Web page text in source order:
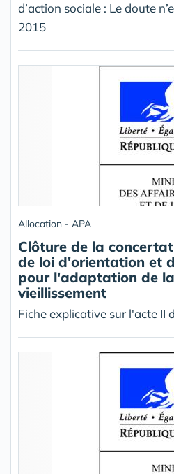
d’action sociale : Le doute
2015
Allocation - APA
Clôture de la
de loi d'orientation et
pour l'adaptation de
vieillissement
Fiche explicative sur l'acte II